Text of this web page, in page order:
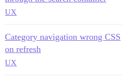
UX
Category navigation wrong CSS
on refresh
UX